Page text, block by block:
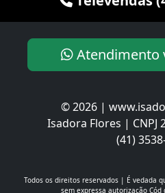
Atendimento
© 2026 |
Isadora Flores | CNPJ
(41)
Todos os direitos reservados | É vedada
sem expressa autorização Cód